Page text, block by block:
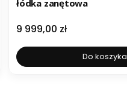
łódka zanętowa
Cena
9 999,00 zł
Do koszyka